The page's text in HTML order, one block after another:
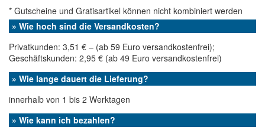
* Gutscheine und Gratisartikel können nicht kombiniert werden
» Wie hoch sind die Versandkosten?
Privatkunden: 3,51 € – (ab 59 Euro versandkostenfrei);
Geschäftskunden: 2,95 € (ab 49 Euro versandkostenfrei)
» Wie lange dauert die Lieferung?
innerhalb von 1 bis 2 Werktagen
» Wie kann ich bezahlen?